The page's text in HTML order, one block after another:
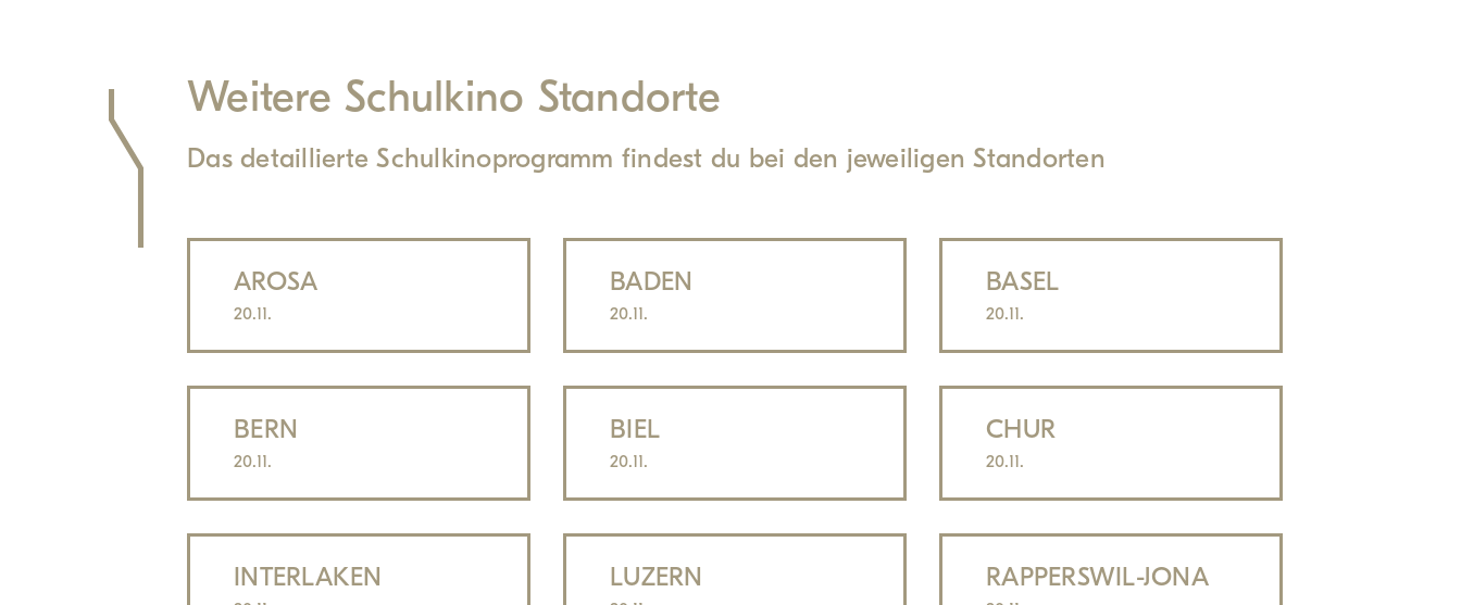
Weitere Schulkino Standorte
Das detaillierte Schulkinoprogramm findest du bei den jeweiligen Standorten
AROSA
20.11.
BADEN
20.11.
BASEL
20.11.
BERN
20.11.
BIEL
20.11.
CHUR
20.11.
INTERLAKEN LUZERN RAPPERSWIL-JONA